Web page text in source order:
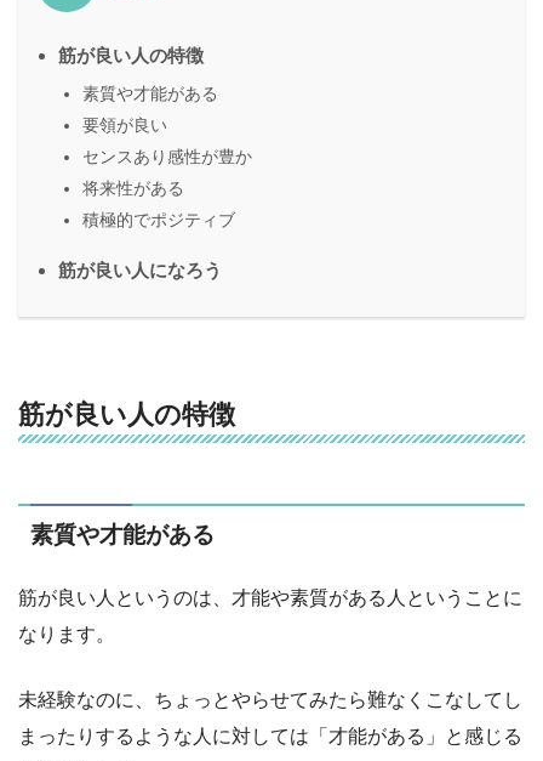
筋が良い人の特徴
素質や才能がある
要領が良い
センスあり感性が豊か
将来性がある
積極的でポジティブ
筋が良い人になろう
筋が良い人の特徴
素質や才能がある
筋が良い人というのは、才能や素質がある人ということに
なります。
未経験なのに、ちょっとやらせてみたら難なくこなしてし
まったりするような人に対しては「才能がある」と感じる